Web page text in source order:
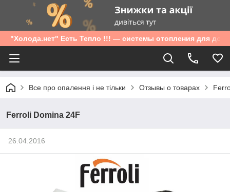
"Холода.нет" Есть Тепло !!! — системы отопления для дома
Все про опалення і не тільки Отзывы о товарах
Ferroli Domina 24F
26.04.2016